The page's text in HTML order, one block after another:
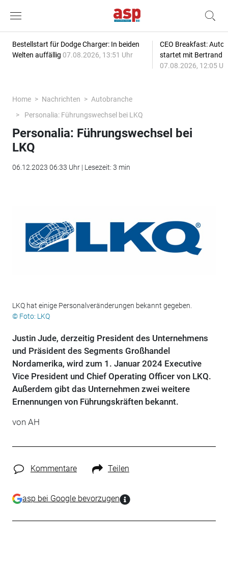
Bestellstart für Dodge Charger: In beiden
Welten auffällig 07.08.2026, 13:51 Uhr
CEO Breakfast:
startet mit Bertrand
07.08.2026, 12:05
Home Nachrichten
Autobranche
Personalia: Führungswechsel bei LKQ
Personalia: Führungswechsel bei
LKQ
06.12.2023 06:33 Uhr | Lesezeit: 3 min
LKQ hat einige Personalveränderungen bekannt gegeben.
© Foto: LKQ
Justin Jude, derzeitig President des Unternehmens
und Präsident des Segments Großhandel
Nordamerika, wird zum 1. Januar 2024 Executive
Vice President und Chief Operating Officer von LKQ.
Außerdem gibt das Unternehmen zwei weitere
Ernennungen von Führungskräften bekannt.
von AH
Kommentare Teilen
asp bei Google bevorzugen